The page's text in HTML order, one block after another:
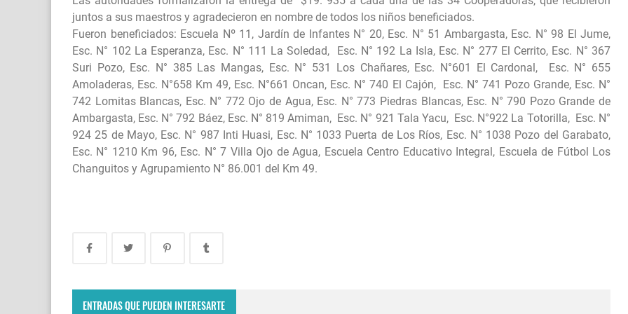
juntos a sus maestros y agradecieron en nombre de todos los niños beneficiados.
Fueron beneficiados: Escuela Nº 11, Jardín de Infantes N° 20, Esc. N° 51 Ambargasta, Esc. N° 98 El Jume,
Esc. N° 102 La Esperanza, Esc. N° 111 La Soledad, Esc. N° 192 La Isla, Esc. N° 277 El Cerrito, Esc. N° 367
Suri Pozo, Esc. N° 385 Las Mangas, Esc. N° 531 Los Chañares, Esc. N°601 El Cardonal, Esc. N° 655
Amoladeras, Esc. N°658 Km 49, Esc. N°661 Oncan, Esc. N° 740 El Cajón, Esc. N° 741 Pozo Grande, Esc. N°
742 Lomitas Blancas, Esc. N° 772 Ojo de Agua, Esc. N° 773 Piedras Blancas, Esc. N° 790 Pozo Grande de
Ambargasta, Esc. N° 792 Báez, Esc. N° 819 Amiman, Esc. N° 921 Tala Yacu, Esc. N°922 La Totorilla, Esc. N°
924 25 de Mayo, Esc. N° 987 Inti Huasi, Esc. N° 1033 Puerta de Los Ríos, Esc. N° 1038 Pozo del Garabato,
Esc. N° 1210 Km 96, Esc. N° 7 Villa Ojo de Agua, Escuela Centro Educativo Integral, Escuela de Fútbol Los
Changuitos y Agrupamiento N° 86.001 del Km 49.
ENTRADAS QUE PUEDEN INTERESARTE
Rumania: el reality show europeo.